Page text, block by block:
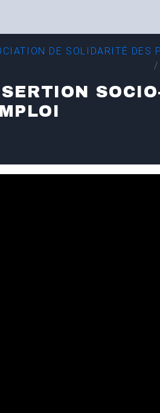
DE SOLIDARITÉ DES